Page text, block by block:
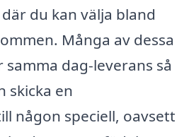
du kan välja bland
Många av dessa
dag-leverans så
skicka en
någon speciell, oavsett